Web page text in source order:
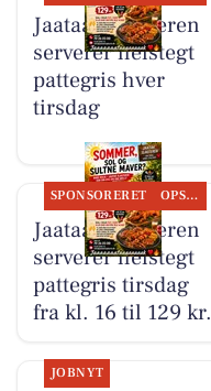
Jaataak Slagteren
serverer helstegt
pattegris hver
tirsdag
SPONSORERET OPSLAGSTAVLEN
Jaataak Slagteren
serverer helstegt
pattegris tirsdag
fra kl. 16 til 129 kr.
JOBNYT